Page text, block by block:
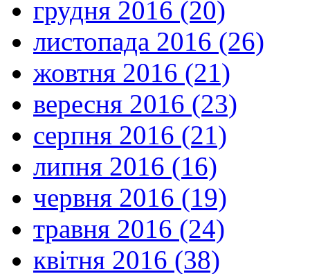
грудня 2016 (20)
листопада 2016 (26)
жовтня 2016 (21)
вересня 2016 (23)
серпня 2016 (21)
липня 2016 (16)
червня 2016 (19)
травня 2016 (24)
квітня 2016 (38)